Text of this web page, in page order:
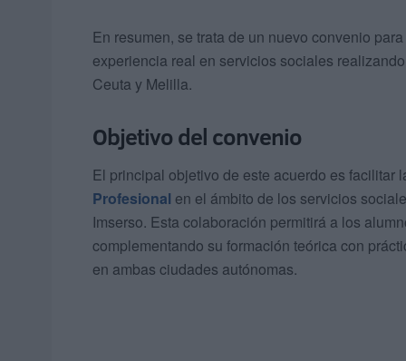
En resumen, se trata de un nuevo convenio
experiencia real en servicios sociales
Ceuta y Melilla.
Objetivo del convenio
El principal objetivo de este acuerdo es facilitar
Profesional en el ámbito de los servicios
Imserso. Esta colaboración permitirá a los
complementando su formación teórica con
en ambas ciudades autónomas.